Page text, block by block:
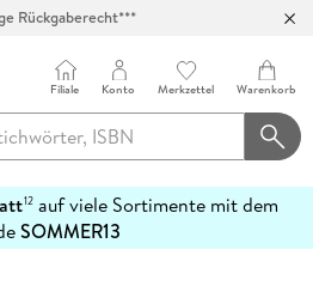
Rückgaberecht***
Filiale Konto Merkzettel Warenkorb
12auf viele Sortimente mit dem
SOMMER13